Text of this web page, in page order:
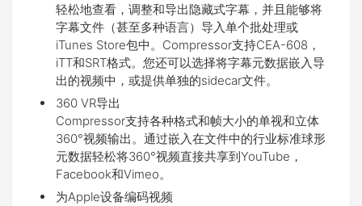
轻松地查看，调整和导出隐藏式字幕，并且能够将
字幕文件（甚至多种语言）导入单个批处理或
iTunes Store包中。Compressor支持CEA-608，
iTT和SRT格式。您还可以选择将字幕元数据嵌入导
出的视频中，或提供单独的sidecar文件。
360 VR导出
Compressor支持各种格式和帧大小的单视和立体
360°视频输出。通过嵌入在文件中的行业标准球形
元数据轻松将360°视频直接共享到YouTube，
Facebook和Vimeo。
为Apple设备编码视频